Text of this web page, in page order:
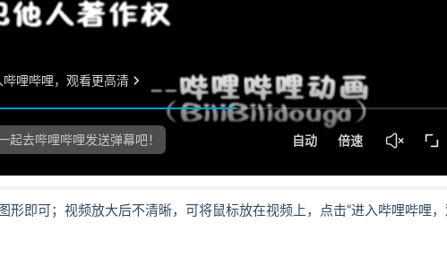
即可；视频放大后不清晰，可将鼠标放在视频上，点击“进入哔哩哔哩